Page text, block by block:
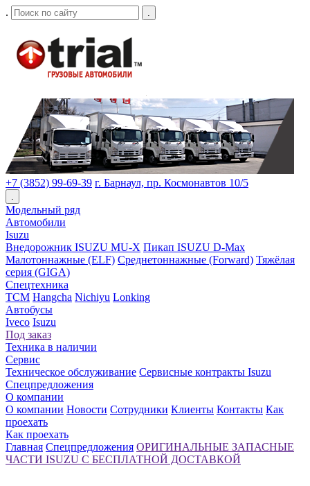
. .
+7 (3852) 99-69-39 г. Барнаул, пр. Космонавтов 10/5
.
Модельный ряд
Автомобили
Isuzu
Внедорожник ISUZU MU-X Пикап ISUZU D-Max
Малотоннажные (ELF) Среднетоннажные (Forward) Тяжёлая
серия (GIGA)
Спецтехника
TCM Hangcha Nichiyu Lonking
Автобусы
Iveco Isuzu
Под заказ
Техника в наличии
Сервис
Техническое обслуживание Сервисные контракты Isuzu
Спецпредложения
О компании
О компании Новости Сотрудники Клиенты Контакты Как
проехать
Как проехать
Главная Спецпредложения ОРИГИНАЛЬНЫЕ ЗАПАСНЫЕ
ЧАСТИ ISUZU С БЕСПЛАТНОЙ ДОСТАВКОЙ